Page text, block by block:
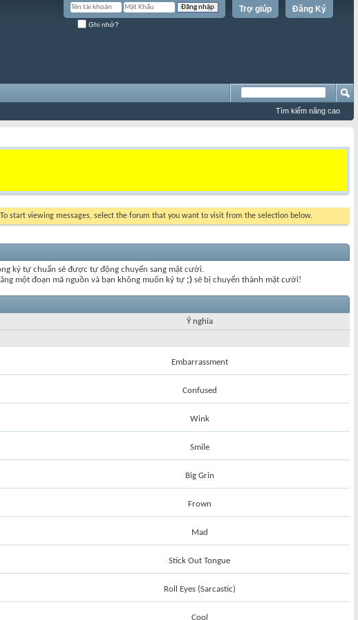
Đăng Ký
Trợ giúp
Ghi nhớ?
Tìm kiếm nâng cao
start viewing messages, select the forum that you want to visit from the selection below.
ký tự chuẩn sẽ được tự động chuyển sang mặt cười.
một đoạn mã nguồn và bạn không muốn ký tự ;) sẽ bị chuyển thành mặt cười!
Ý nghĩa
Embarrassment
Confused
Wink
Smile
Big Grin
Frown
Mad
Stick Out Tongue
Roll Eyes (Sarcastic)
Cool